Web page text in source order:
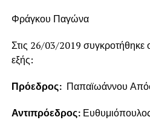
Φράγκου Παγώνα
Στις 26/03/2019
εξής:
Πρόεδρος: Παπαϊωάννου
Αντιπρόεδρος: